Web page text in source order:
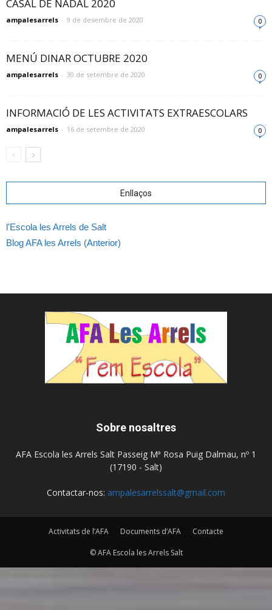
CASAL DE NADAL 2020
ampalesarrels - 9 de desembre de 2020 0
MENÚ DINAR OCTUBRE 2020
ampalesarrels - 30 de setembre de 2020 0
INFORMACIÓ DE LES ACTIVITATS EXTRAESCOLARS
ampalesarrels - 16 de setembre de 2020 0
Enllaços
l'Escola les Arrels de Salt
Blog AFA les Arrels (Anterior)
Sobre nosaltres
AFA Escola les Arrels Salt Passeig Mª Rosa Puig Dalmau, nº 1
(17190 - Salt)
Contactar-nos: ampalesarrelssalt@gmail.com
Activitats de l’AFA Documents d’AFA Contacte
© AFA Escola les Arrels Salt